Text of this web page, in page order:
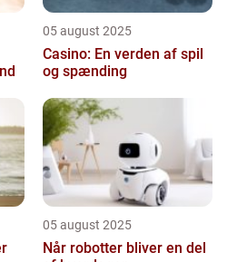
05 august 2025
Casino: En verden af spil
og spænding
05 august 2025
Når robotter bliver en del